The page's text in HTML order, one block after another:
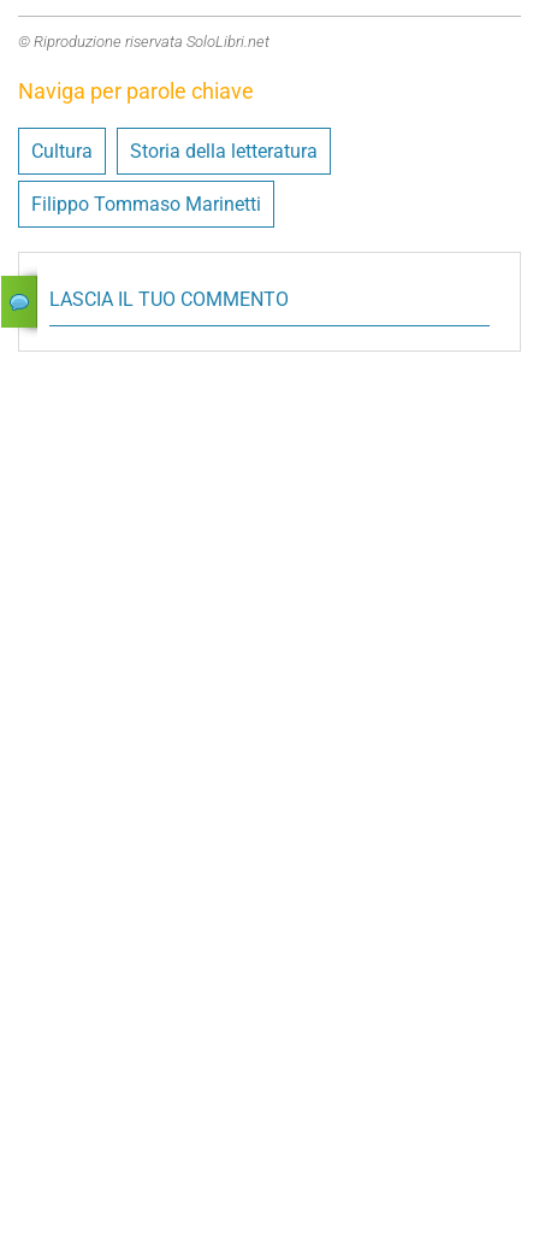
© Riproduzione riservata SoloLibri.net
Naviga per parole chiave
Cultura Storia della letteratura
Filippo Tommaso Marinetti
LASCIA IL TUO COMMENTO